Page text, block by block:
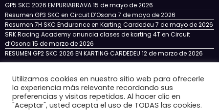
GP5 SKC 2026 EMPURIABRAVA15 de mayo de 2026
Resumen GP3 SKC en Circuit D’Osona 7 de mayo de 2026
Resumen 7H SKC Endurance en Karting Cardedeu 7 de mayo de 2026
SRK Racing Academy anuncia clases de karting 4T en Circuit
d’Osona 15 de marzo de 2026
RESUMEN GP2 SKC 2026 EN KARTING CARDEDEU 12 de marzo de 2026
Inicio NOTICIAS NUESTRO EQUIPO
SKC CATALUÑA
SKC ENDURANCE
SRK RACING ACADEMY
Utilizamos cookies en nuestro sitio web para ofrecerle
la experiencia más relevante recordando sus
preferencias y visitas repetidas. Al hacer clic en
"Aceptar", usted acepta el uso de TODAS las cookies.